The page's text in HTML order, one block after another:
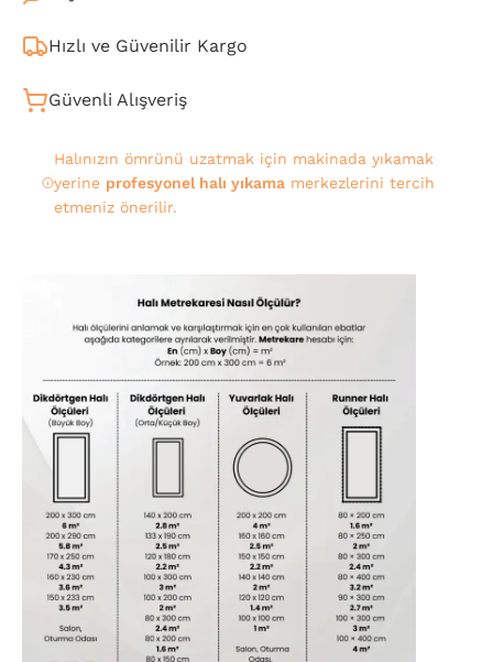
Hızlı ve Güvenilir Kargo
Güvenli Alışveriş
Halınızın ömrünü uzatmak için makinada yıkamak
yerine profesyonel halı yıkamamerkezlerini tercih
etmeniz önerilir.